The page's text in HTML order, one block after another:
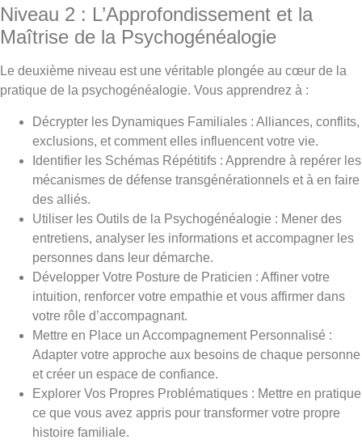
Niveau 2 : L’Approfondissement et la
Maîtrise de la Psychogénéalogie
Le deuxième niveau est une véritable plongée au cœur de la
pratique de la psychogénéalogie. Vous apprendrez à :
Décrypter les Dynamiques Familiales : Alliances, conflits,
exclusions, et comment elles influencent votre vie.
Identifier les Schémas Répétitifs : Apprendre à repérer les
mécanismes de défense transgénérationnels et à en faire
des alliés.
Utiliser les Outils de la Psychogénéalogie : Mener des
entretiens, analyser les informations et accompagner les
personnes dans leur démarche.
Développer Votre Posture de Praticien : Affiner votre
intuition, renforcer votre empathie et vous affirmer dans
votre rôle d’accompagnant.
Mettre en Place un Accompagnement Personnalisé :
Adapter votre approche aux besoins de chaque personne
et créer un espace de confiance.
Explorer Vos Propres Problématiques : Mettre en pratique
ce que vous avez appris pour transformer votre propre
histoire familiale.